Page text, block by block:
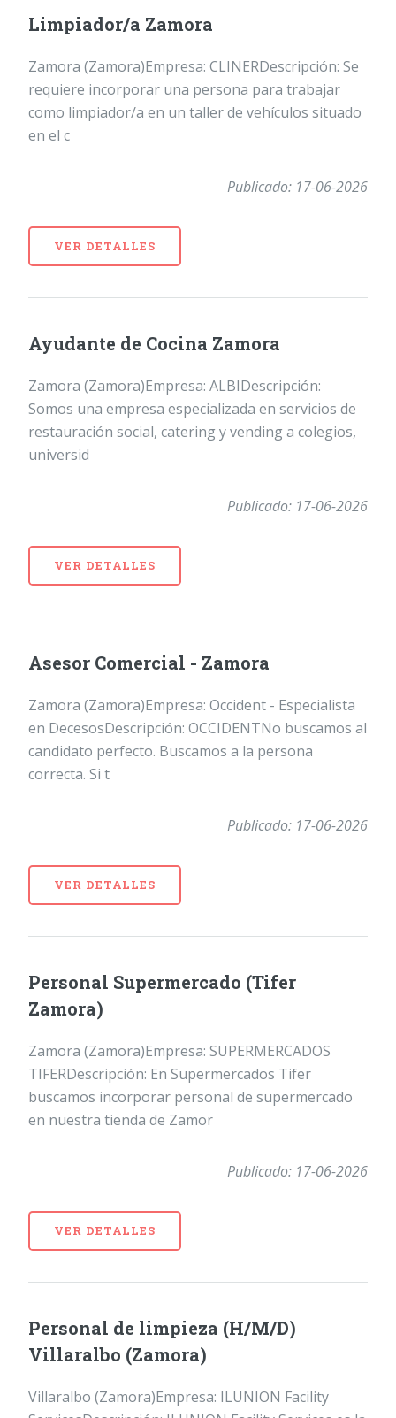
Limpiador/a Zamora
Zamora (Zamora)Empresa: CLINERDescripción: Se
requiere incorporar una persona para trabajar
como limpiador/a en un taller de vehículos situado
en el c
Publicado: 17-06-2026
VER DETALLES
Ayudante de Cocina Zamora
Zamora (Zamora)Empresa: ALBIDescripción:
Somos una empresa especializada en servicios de
restauración social, catering y vending a colegios,
universid
Publicado: 17-06-2026
VER DETALLES
Asesor Comercial - Zamora
Zamora (Zamora)Empresa: Occident - Especialista
en DecesosDescripción: OCCIDENTNo buscamos al
candidato perfecto. Buscamos a la persona
correcta. Si t
Publicado: 17-06-2026
VER DETALLES
Personal Supermercado (Tifer
Zamora)
Zamora (Zamora)Empresa: SUPERMERCADOS
TIFERDescripción: En Supermercados Tifer
buscamos incorporar personal de supermercado
en nuestra tienda de Zamor
Publicado: 17-06-2026
VER DETALLES
Personal de limpieza (H/M/D)
Villaralbo (Zamora)
Villaralbo (Zamora)Empresa: ILUNION Facility